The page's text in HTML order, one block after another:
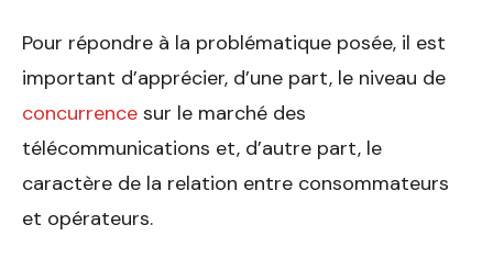
Pour répondre à la problématique posée, il est
important d’apprécier, d’une part, le niveau de
concurrence sur le marché des
télécommunications et, d’autre part, le
caractère de la relation entre consommateurs
et opérateurs.